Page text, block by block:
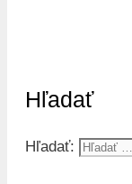
Hľadať
Hľadať: